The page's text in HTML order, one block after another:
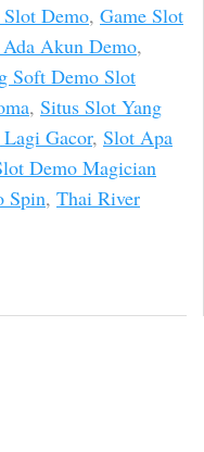
Demo, Game Slot
Akun Demo,
Soft Demo Slot
, Situs Slot Yang
Gacor, Slot Apa
Demo Magician
Spin, Thai River